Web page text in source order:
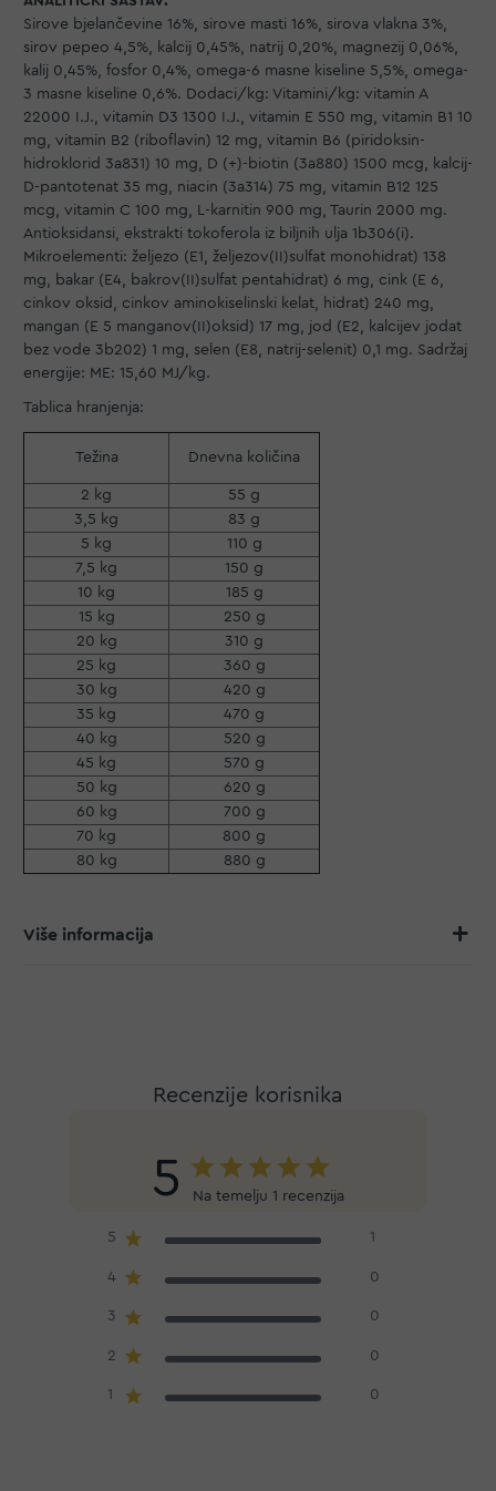
Sirove bjelančevine 16%, sirove masti 16%, sirova vlakna 3%,
sirov pepeo 4,5%, kalcij 0,45%, natrij 0,20%, magnezij 0,06%,
kalij 0,45%, fosfor 0,4%, omega-6 masne kiseline 5,5%, omega-
3 masne kiseline 0,6%. Dodaci/kg: Vitamini/kg: vitamin A
22000 I.J., vitamin D3 1300 I.J., vitamin E 550 mg, vitamin B1 10
mg, vitamin B2 (riboflavin) 12 mg, vitamin B6 (piridoksin-
hidroklorid 3a831) 10 mg, D (+)-biotin (3a880) 1500 mcg, kalcij-
D-pantotenat 35 mg, niacin (3a314) 75 mg, vitamin B12 125
mcg, vitamin C 100 mg, L-karnitin 900 mg, Taurin 2000 mg.
Antioksidansi, ekstrakti tokoferola iz biljnih ulja 1b306(i).
Mikroelementi: željezo (E1, željezov(II)sulfat monohidrat) 138
mg, bakar (E4, bakrov(II)sulfat pentahidrat) 6 mg, cink (E 6,
cinkov oksid, cinkov aminokiselinski kelat, hidrat) 240 mg,
mangan (E 5 manganov(II)oksid) 17 mg, jod (E2, kalcijev jodat
bez vode 3b202) 1 mg, selen (E8, natrij-selenit) 0,1 mg. Sadržaj
energije: ME: 15,60 MJ/kg.
Tablica hranjenja:
Težina Dnevna količina
2 kg
55 g
3,5 kg
83 g
5 kg
110 g
7,5 kg
150 g
10 kg
185 g
15 kg
250 g
20 kg
310 g
25 kg
360 g
30 kg
420 g
35 kg
470 g
40 kg
520 g
45 kg
570 g
50 kg
620 g
60 kg
700 g
70 kg
800 g
80 kg
880 g
Više informacija
Recenzije korisnika
5 Na temelju 1 recenzija
5 1
4 0
3 0
2 0
1 0